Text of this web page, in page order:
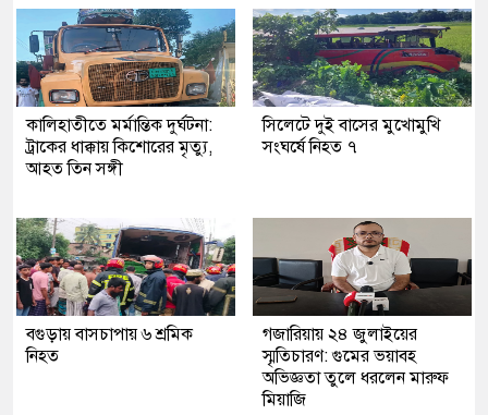
কালিহাতীতে মর্মান্তিক দুর্ঘটনা:
ট্রাকের ধাক্কায় কিশোরের মৃত্যু,
আহত তিন সঙ্গী
সিলেটে দুই বাসের মুখোমুখি
সংঘর্ষে নিহত ৭
বগুড়ায় বাসচাপায় ৬ শ্রমিক
নিহত
গজারিয়ায় ২৪ জুলাইয়ের
স্মৃতিচারণ: গুমের ভয়াবহ
অভিজ্ঞতা তুলে ধরলেন মারুফ
মিয়াজি